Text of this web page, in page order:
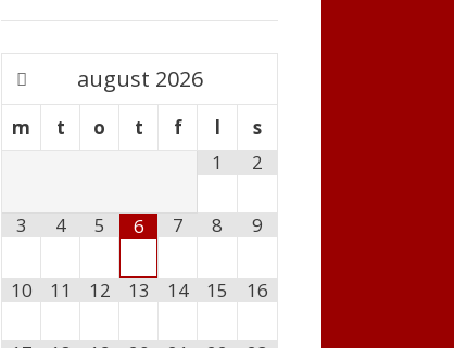
august 2026
m t o t f l
s
1
2
3 4 5 6 7 8 9
10 11 12 13 14 15 16